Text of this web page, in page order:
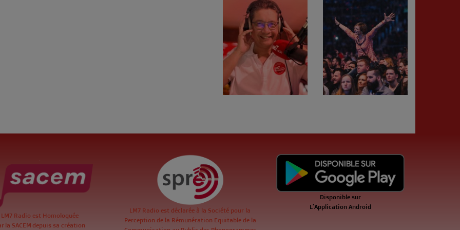
LM7 Radio est Homologuée
la SACEM depuis sa création
LM7 Radio est déclarée à la Société pour la
Perception de la Rémunération Equitable de la
Disponible sur
L'Application Android